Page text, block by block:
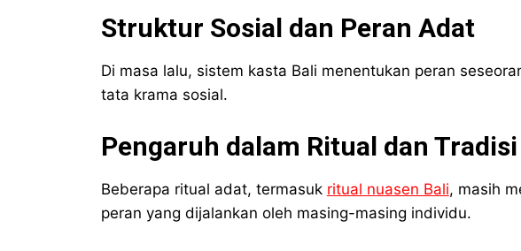
Struktur Sosial dan Peran Adat
Di masa lalu, sistem kasta Bali menentukan peran
tata krama sosial.
Pengaruh dalam Ritual dan Tradisi
Beberapa ritual adat, termasuk ritual nuasen Bali, masih
peran yang dijalankan oleh masing-masing individu.